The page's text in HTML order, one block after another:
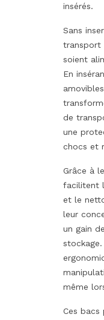
insérés.
Sans
transport
soient
En
de
une
chocs et
Grâce à
facilitent
et le
leur
un gain
même
Ces bacs